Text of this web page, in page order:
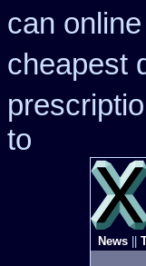
can
cheapest
to
News